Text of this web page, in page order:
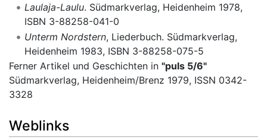
Laulaja-Laulu. Südmarkverlag, Heidenheim 1978,
ISBN 3-88258-041-0
Unterm Nordstern, Liederbuch. Südmarkverlag,
Heidenheim 1983, ISBN 3-88258-075-5
Ferner Artikel und Geschichten in "puls 5/6"
Südmarkverlag, Heidenheim/Brenz 1979, ISSN 0342-
3328
Weblinks